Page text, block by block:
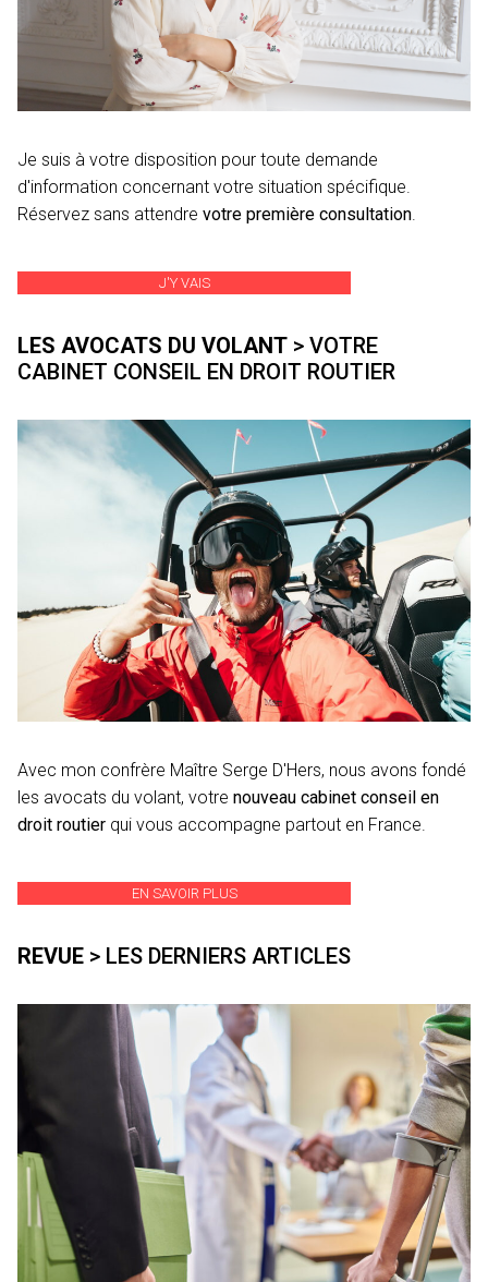
Je suis à votre disposition pour toute demande
d'information concernant votre situation spécifique.
Réservez sans attendre votre première consultation.
J'Y VAIS
LES AVOCATS DU VOLANT > VOTRE
CABINET CONSEIL EN DROIT ROUTIER
Avec mon confrère Maître Serge D'Hers, nous avons fondé
les avocats du volant, votre nouveau cabinet conseil en
droit routier qui vous accompagne partout en France.
EN SAVOIR PLUS
REVUE > LES DERNIERS ARTICLES